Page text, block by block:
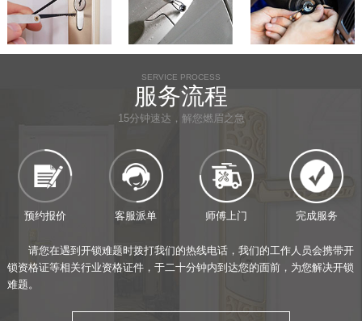
SERVICE PROCESS
服务流程
15分钟速达，解您燃眉之急
预约报价 客服派单 师傅上门 完成服务
请您在遇到开锁难题时拨打我们的热线电话，我们的工作人员会携带开
锁资格证等相关行业资格证件，于二十分钟内到达您的面前，为您解决开锁
难题。